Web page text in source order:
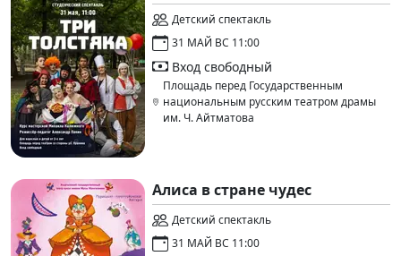
Детский спектакль
31 МАЙ ВС 11:00
Вход свободный
Площадь перед Государственным
национальным русским театром драмы
им. Ч. Айтматова
Алиса в стране чудес
Детский спектакль
31 МАЙ ВС 11:00